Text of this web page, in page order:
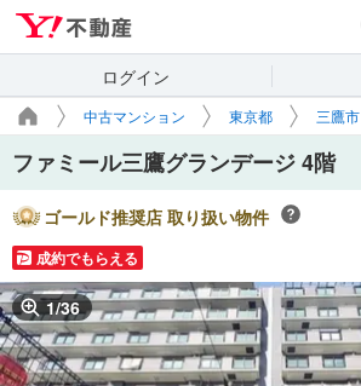
ログイン
中古マンション 東京都 三鷹市
ファミール三鷹グランデージ 4階
ゴールド推奨店 取り扱い物件
成約でもらえる
1/36